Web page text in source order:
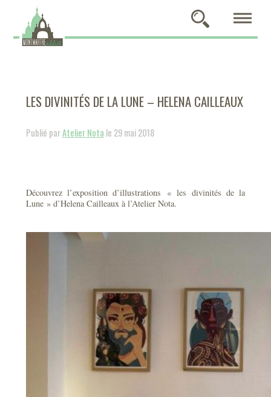
LES DIVINITÉS DE LA LUNE – HELENA CAILLEAUX
Publié parAtelier Nota le 29 mai 2018
Découvrez l’exposition d’illustrations « les divinités de la
Lune » d’Helena Cailleaux à l’Atelier Nota.